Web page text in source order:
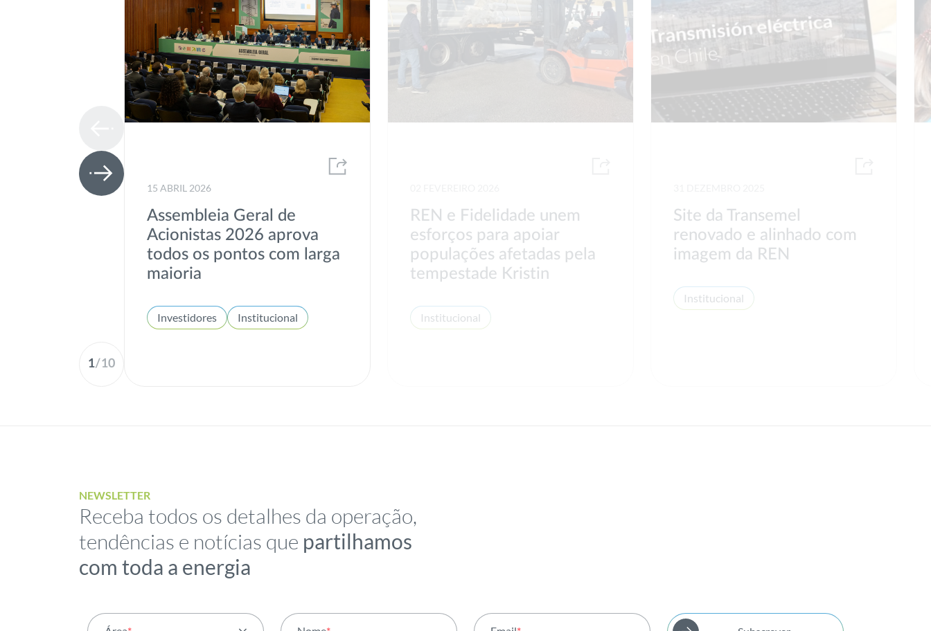
1/10
15 ABRIL 2026
Assembleia Geral de
Acionistas 2026 aprova
todos os pontos com larga
maioria
Investidores Institucional
REN e Fidelidade unem
esforços para apoiar
populações afetadas pela
tempestade Kristin
Institucional
Site da Transemel
renovado e alinhado com
imagem da REN
Institucional
NEWSLETTER
Receba todos os detalhes da operação,
tendências e notícias que partilhamos
com toda a energia